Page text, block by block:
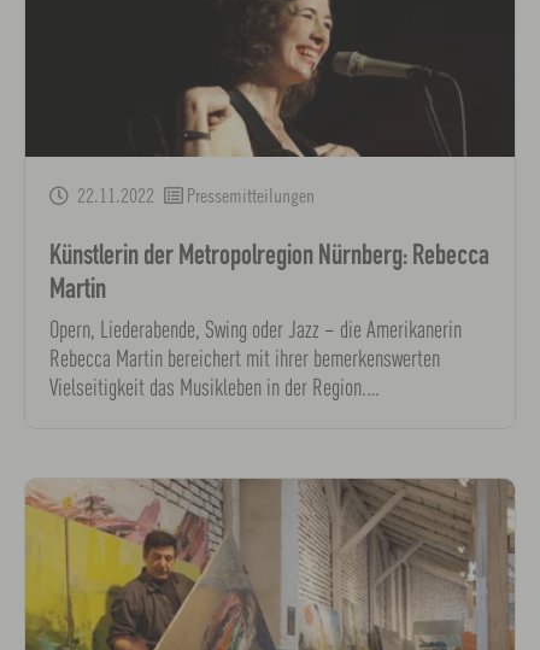
22.11.2022 Pressemitteilungen
Künstlerin der Metropolregion Nürnberg: Rebecca
Martin
Opern, Liederabende, Swing oder Jazz – die Amerikanerin
Rebecca Martin bereichert mit ihrer bemerkenswerten
Vielseitigkeit das Musikleben in der Region.…